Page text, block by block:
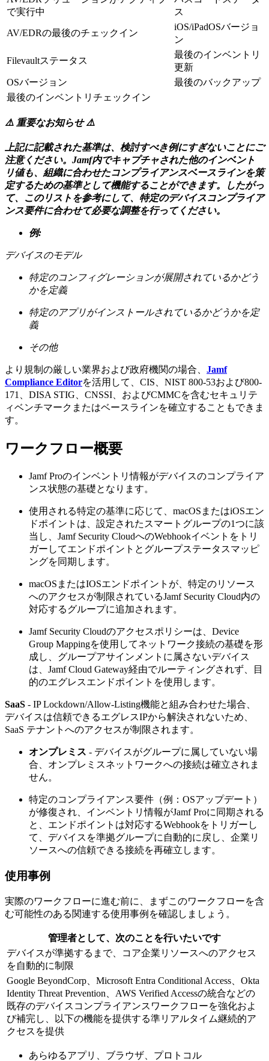
で実行中
ス
AV/EDRの最後のチェックイン
iOS/iPadOSバージョ
ン
Filevaultステータス
最後のインベントリ
更新
OSバージョン
最後のバックアップ
最後のインベントリチェックイン
⚠️ 重要なお知らせ ⚠️
上記に記載された基準は、検討すべき例にすぎないことにご
注意ください。Jamf内でキャプチャされた他のインベント
リ値も、組織に合わせたコンプライアンスベースラインを策
定するための基準として機能することができます。したがっ
て、このリストを参考にして、特定のデバイスコンプライア
ンス要件に合わせて必要な調整を行ってください。
例:
デバイスのモデル
特定のコンフィグレーションが展開されているかどう
かを定義
特定のアプリがインストールされているかどうかを定
義
その他
より規制の厳しい業界および政府機関の場合、 Jamf
Compliance Editorを活用して、CIS、NIST 800-53および800-
171、DISA STIG、CNSSI、およびCMMCを含むセキュリテ
ィベンチマークまたはベースラインを確立することもできま
す。
ワークフロー概要
Jamf Proのインベントリ情報がデバイスのコンプライア
ンス状態の基礎となります。
使用される特定の基準に応じて、macOSまたはiOSエン
ドポイントは、設定されたスマートグループの1つに該
当し、Jamf Security CloudへのWebhookイベントをトリ
ガーしてエンドポイントとグループステータスマッピ
ングを同期します。
macOSまたはIOSエンドポイントが、特定のリソース
へのアクセスが制限されているJamf Security Cloud内の
対応するグループに追加されます。
Jamf Security Cloudのアクセスポリシーは、Device
Group Mappingを使用してネットワーク接続の基礎を形
成し、グループアサインメントに属さないデバイス
は、Jamf Cloud Gateway経由でルーティングされず、目
的のエグレスエンドポイントを使用します。
SaaS - IP Lockdown/Allow-Listing機能と組み合わせた場合、
デバイスは信頼できるエグレスIPから解決されないため、
SaaS テナントへのアクセスが制限されます。
オンプレミス - デバイスがグループに属していない場
合、オンプレミスネットワークへの接続は確立されま
せん。
特定のコンプライアンス要件（例：OSアップデート）
が修復され、インベントリ情報がJamf Proに同期される
と、エンドポイントは対応するWebhookをトリガーし
て、デバイスを準拠グループに自動的に戻し、企業リ
ソースへの信頼できる接続を再確立します。
使用事例
実際のワークフローに進む前に、まずこのワークフローを含
む可能性のある関連する使用事例を確認しましょう。
管理者として、次のことを行いたいです
デバイスが準拠するまで、コア企業リソースへのアクセス
を自動的に制限
Google BeyondCorp、Microsoft Entra Conditional Access、Okta
Identity Threat Prevention、AWS Verified Accessの統合などの
既存のデバイスコンプライアンスワークフローを強化およ
び補完し、以下の機能を提供する準リアルタイム継続的ア
クセスを提供
あらゆるアプリ、ブラウザ、プロトコル